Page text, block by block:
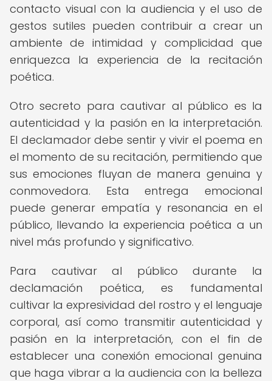
contacto visual con la audiencia y el uso de
gestos sutiles pueden contribuir a crear un
ambiente de intimidad y complicidad que
enriquezca la experiencia de la recitación
poética.
Otro secreto para cautivar al público es la
autenticidad y la pasión en la interpretación.
El declamador debe sentir y vivir el poema en
el momento de su recitación, permitiendo que
sus emociones fluyan de manera genuina y
conmovedora. Esta entrega emocional
puede generar empatía y resonancia en el
público, llevando la experiencia poética a un
nivel más profundo y significativo.
Para cautivar al público durante la
declamación poética, es fundamental
cultivar la expresividad del rostro y el lenguaje
corporal, así como transmitir autenticidad y
pasión en la interpretación, con el fin de
establecer una conexión emocional genuina
que haga vibrar a la audiencia con la belleza